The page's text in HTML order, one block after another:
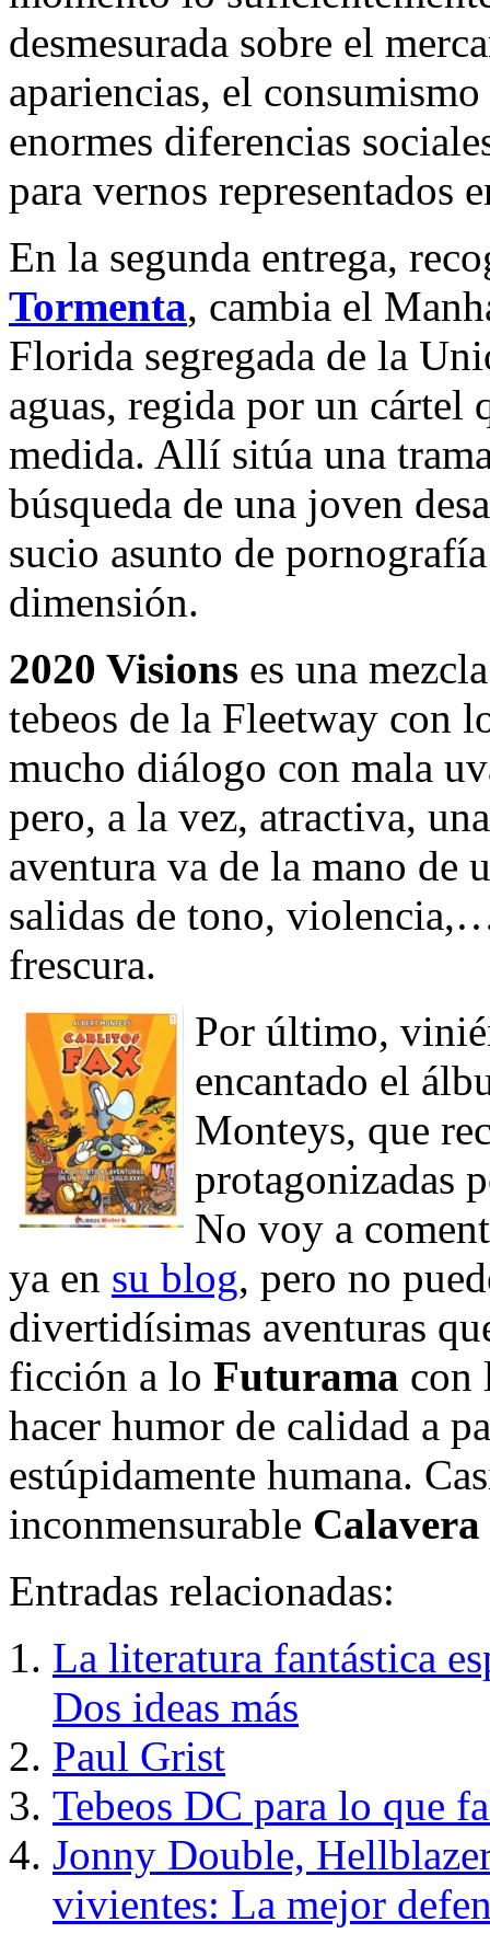
desmesurada sobre el
apariencias, el
enormes diferencias
para vernos representados
En la segunda entrega,
Tormenta, cambia el
Florida segregada de la
aguas, regida por un cártel
medida. Allí sitúa una
búsqueda de una joven
sucio asunto de
dimensión.
2020 Visions es una
tebeos de la Fleetway con
mucho diálogo con mala
pero, a la vez, atractiva,
aventura va de la mano de
salidas de tono,
frescura.
Por último,
encantado el
Monteys, que
protagonizadas
No voy a
ya en su blog, pero no
divertidísimas aventuras
ficción a lo Futurama con
hacer humor de calidad a
estúpidamente humana.
inconmensurable
Entradas relacionadas:
La literatura fantástica
Dos ideas más
Paul Grist
Tebeos DC para lo que
Jonny Double,
vivientes: La mejor